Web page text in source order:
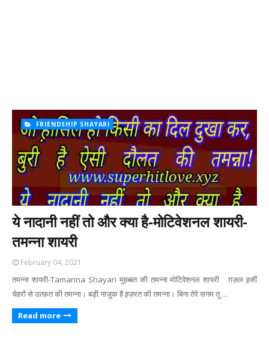
FRIENDSHIP SHAYARI
ये नादानी नहीं तो और क्या है-मोटिवेशनल शायरी-
तमन्ना शायरी
February 04, 2021
तमन्ना शायरी-Tamanna Shayari मुहब्बत की तमन्ना मोटिवेशनल शायरी ग़ज़ल ह़सीं
चेहरों से उल्फ़त की तमन्ना। बड़ी नाज़ुक है ह़ज़रत की तमन्ना। बिना तेरे सनम तू …
Read more